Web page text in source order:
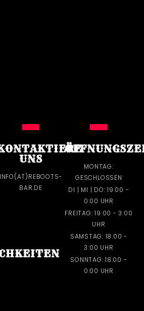
UNS
INFO(AT)REBOOTS-
BAR.DE
MONTAG:
GESCHLOSSEN
DI | MI | DO: 19:00 -
0:00 UHR
FREITAG: 19:00 - 3:00
UHR
SAMSTAG: 18:00 -
3:00 UHR
SONNTAG: 18:00 -
0:00 UHR